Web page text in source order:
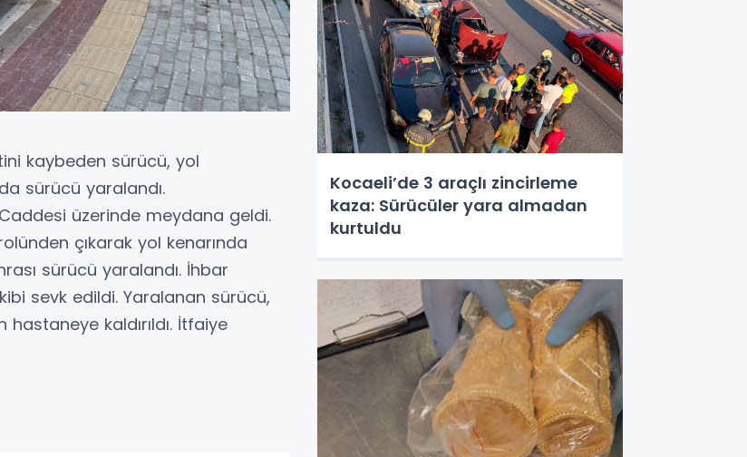
kaybeden sürücü, yol
sürücü yaralandı.
üzerinde meydana geldi.
çıkarak yol kenarında
sürücü yaralandı. İhbar
sevk edildi. Yaralanan sürücü,
kaldırıldı. İtfaiye
Kocaeli’de 3 araçlı zincirleme
kaza: Sürücüler yara almadan
kurtuldu